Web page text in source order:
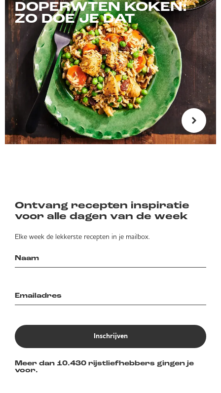
DOPERWTEN KOKEN:
ZO DOE JE DAT
Ontvang recepten inspiratie
voor alle dagen van de week
Elke week de lekkerste recepten in je mailbox.
Inschrijven
Meer dan 10.430 rijstliefhebbers gingen je
voor.